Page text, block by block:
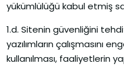
yükümlülüğü kabul etmiş
1.d. Sitenin güvenliğini
yazılımların çalışmasını
kullanılması, faaliyetlerin